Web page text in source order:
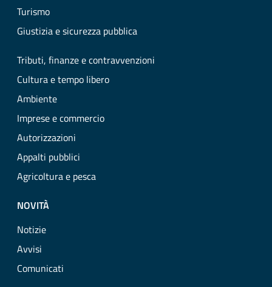
Turismo
Giustizia e sicurezza pubblica
Tributi, finanze e contravvenzioni
Cultura e tempo libero
Ambiente
Imprese e commercio
Autorizzazioni
Appalti pubblici
Agricoltura e pesca
NOVITÀ
Notizie
Avvisi
Comunicati